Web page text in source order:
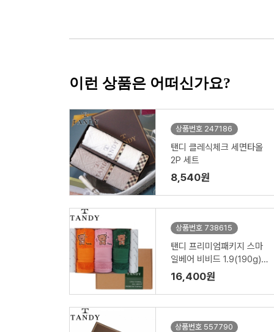
이런 상품은 어떠신가요?
상품번호 247186
탠디 클레식체크 세면타올
2P 세트
8,540원
상품번호 738615
탠디 프리미엄패키지 스마
일베어 비비드 1.9(190g)
세면타월 3매세트
16,400원
상품번호 557790